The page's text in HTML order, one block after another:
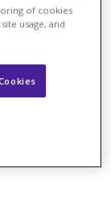
of cookies
usage, and